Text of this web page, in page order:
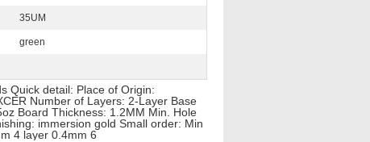
35UM
green
Quick detail: Place of Origin:
Number of Layers: 2-Layer Base
Board Thickness: 1.2MM Min. Hole
immersion gold Small order: Min
4 layer 0.4mm 6